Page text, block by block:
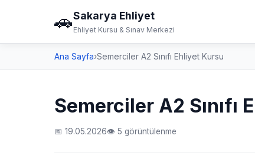
🚗Sakarya Ehliyet
Ehliyet Kursu & Sınav Merkezi
Ana Sayfa›Semerciler A2 Sınıfı Ehliyet Kursu
Semerciler A2 Sınıfı
📅 19.05.2026👁 5 görüntülenme